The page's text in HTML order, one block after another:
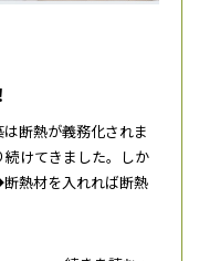
断熱が義務化されま
けてきました。しか
熱材を入れれば断熱